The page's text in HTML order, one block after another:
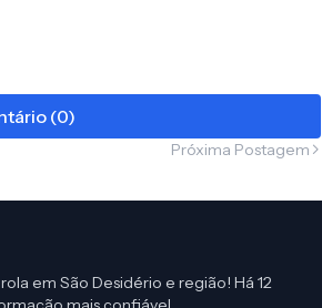
(0)
Próxima Postagem
em São Desidério e região! Há 12